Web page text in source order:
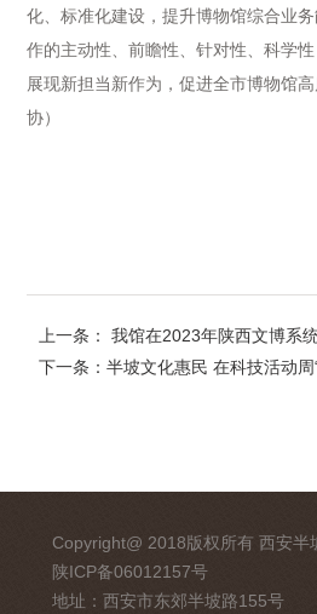
化、标准化建设，提升博物馆综合业
作的主动性、前瞻性、针对性、科学
展现新担当新作为，促进全市博物馆
协）
上一条： 我馆在2023年陕西文博系
下一条：半坡文化惠民 在科技活动周
Copyright@ 2018版权所有 西安半
陕ICP备06012157号
地址：西安市东郊半坡路155号